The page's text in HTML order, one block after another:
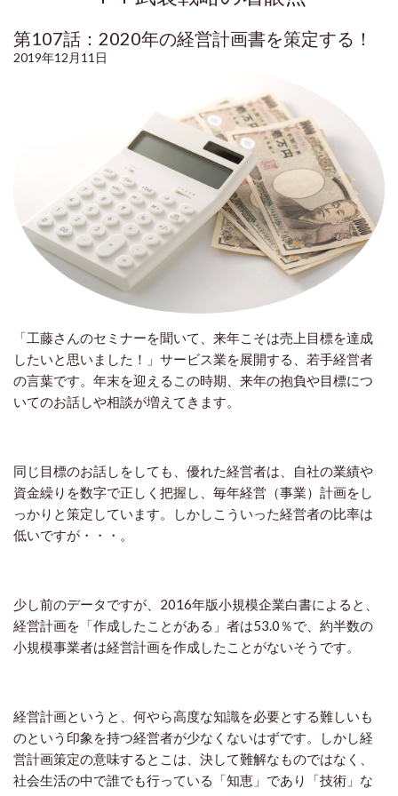
第107話：2020年の経営計画書を策定する！
2019年12月11日
「工藤さんのセミナーを聞いて、来年こそは売上目標を達成
したいと思いました！」サービス業を展開する、若手経営者
の言葉です。年末を迎えるこの時期、来年の抱負や目標につ
いてのお話しや相談が増えてきます。
同じ目標のお話しをしても、優れた経営者は、自社の業績や
資金繰りを数字で正しく把握し、毎年経営（事業）計画をし
っかりと策定しています。しかしこういった経営者の比率は
低いですが・・・。
少し前のデータですが、 2016年版小規模企業白書によると、
経営計画を「作成したことがある」者は53.0 ％で、約半数の
小規模事業者は経営計画を作成したことがないそうです。
経営計画というと、何やら高度な知識を必要とする難しいも
のという印象を持つ経営者が少なくないはずです。しかし経
営計画策定の意味するとこは、決して難解なものではなく、
社会生活の中で誰でも行っている「知恵」であり「技術」な